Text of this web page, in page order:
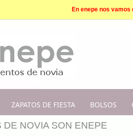
En enepe nos
ZAPATOS DE FIESTA BOLSOS
DE NOVIA SON ENEPE